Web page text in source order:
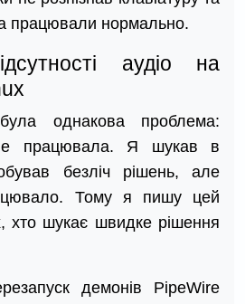
працювали нормально.
аудіо на
однакова проблема:
працювала. Я шукав в
безліч рішень, але
Тому я пишу цей
хто шукає швидке рішення
демонів PipeWire